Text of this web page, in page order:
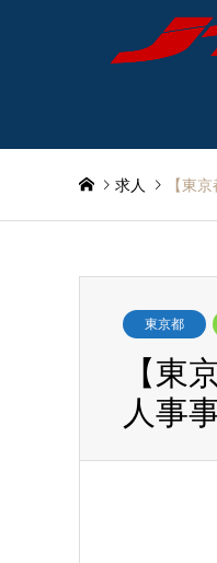
求人 【東
東京都
【東
人事